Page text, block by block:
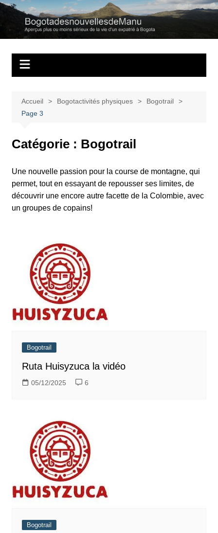
Aller
contenu
Regards personnels sur la vie d’expatrié à Bogota
Accueil Bogotactivités physiques
Bogotrail
Page 3
Catégorie : Bogotrail
Une nouvelle passion pour la course de montagne, qui
permet, tout en essayant de repousser ses limites, de
découvrir une encore autre facette de la Colombie, avec
un groupes de copains!
Bogotrail
Ruta Huisyzuca la vidéo
05/12/2025 6
Bogotrail